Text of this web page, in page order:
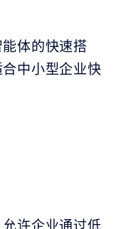
体的快速搭
中小型企业快
许企业通过低